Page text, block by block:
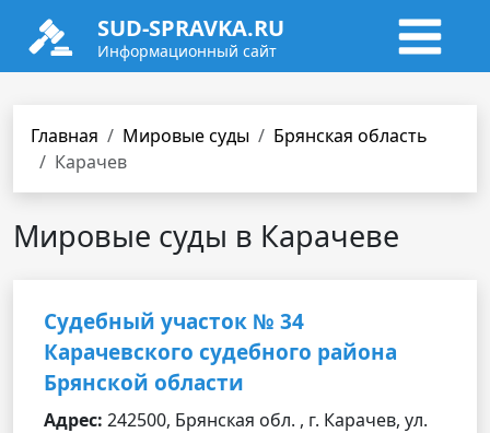
SUD-SPRAVKA.RU
Информационный сайт
Главная Мировые суды
Брянская область
Карачев
Мировые суды в Карачеве
Судебный участок № 34
Карачевского судебного района
Брянской области
Адрес: 242500, Брянская обл. , г. Карачев, ул.